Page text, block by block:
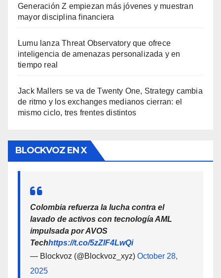
Generación Z empiezan más jóvenes y muestran
mayor disciplina financiera
Lumu lanza Threat Observatory que ofrece
inteligencia de amenazas personalizada y en
tiempo real
Jack Mallers se va de Twenty One, Strategy cambia
de ritmo y los exchanges medianos cierran: el
mismo ciclo, tres frentes distintos
BLOCKVOZ EN X
Colombia refuerza la lucha contra el
lavado de activos con tecnología AML
impulsada por AVOS
Techhttps://t.co/5zZlF4LwQi
— Blockvoz (@Blockvoz_xyz) October 28,
2025